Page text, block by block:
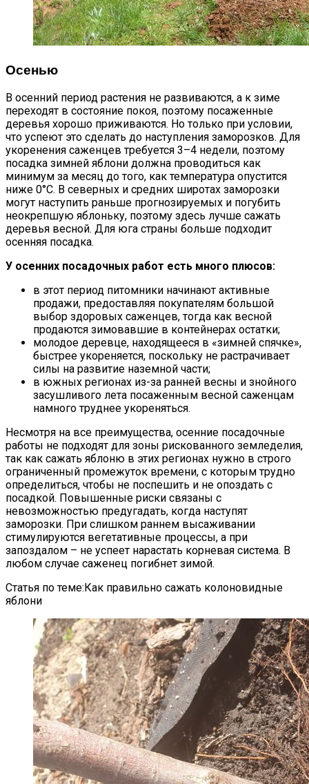
Осенью
В осенний период растения не развиваются, а к зиме
переходят в состояние покоя, поэтому посаженные
деревья хорошо приживаются. Но только при условии,
что успеют это сделать до наступления заморозков. Для
укоренения саженцев требуется 3–4 недели, поэтому
посадка зимней яблони должна проводиться как
минимум за месяц до того, как температура опустится
ниже 0°С. В северных и средних широтах заморозки
могут наступить раньше прогнозируемых и погубить
неокрепшую яблоньку, поэтому здесь лучше сажать
деревья весной. Для юга страны больше подходит
осенняя посадка.
У осенних посадочных работ есть много плюсов:
в этот период питомники начинают активные
продажи, предоставляя покупателям большой
выбор здоровых саженцев, тогда как весной
продаются зимовавшие в контейнерах остатки;
молодое деревце, находящееся в «зимней спячке»,
быстрее укореняется, поскольку не растрачивает
силы на развитие наземной части;
в южных регионах из-за ранней весны и знойного
засушливого лета посаженным весной саженцам
намного труднее укореняться.
Несмотря на все преимущества, осенние посадочные
работы не подходят для зоны рискованного земледелия,
так как сажать яблоню в этих регионах нужно в строго
ограниченный промежуток времени, с которым трудно
определиться, чтобы не поспешить и не опоздать с
посадкой. Повышенные риски связаны с
невозможностью предугадать, когда наступят
заморозки. При слишком раннем высаживании
стимулируются вегетативные процессы, а при
запоздалом – не успеет нарастать корневая система. В
любом случае саженец погибнет зимой.
Статья по теме:Как правильно сажать колоновидные
яблони